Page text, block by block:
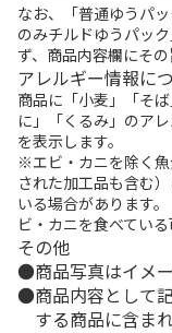
なお、「普通ゆうパ
のみチルドゆうパッ
ず、商品内容欄にその
アレルギー情報に
商品に「小麦」「そ
に」「くるみ」のア
を表示します。
※エビ・カニを除く
された加工品も含む
いる場合があります
ビ・カニを食べている
その他
商品写真はイメー
商品内容として
する商品に含ま